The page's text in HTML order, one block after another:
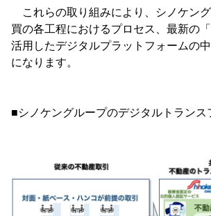
これらの取り組みにより、シノケン
買の各工程におけるプロセス、最新の
活用したデジタルプラットフォームの
になります。
■シノケングループのデジタルトランス